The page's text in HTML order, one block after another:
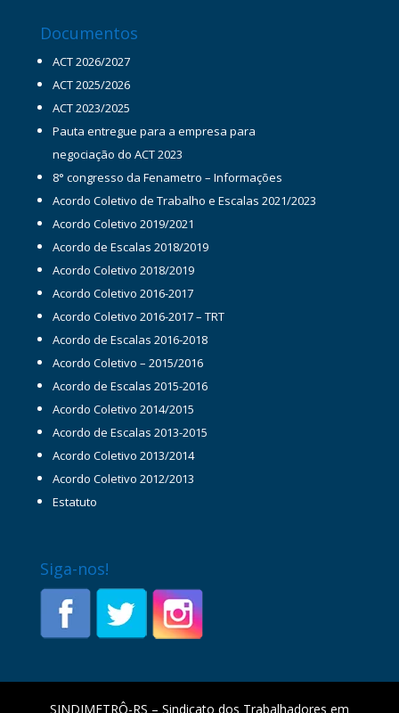
Documentos
ACT 2026/2027
ACT 2025/2026
ACT 2023/2025
Pauta entregue para a empresa para
negociação do ACT 2023
8° congresso da Fenametro – Informações
Acordo Coletivo de Trabalho e Escalas 2021/2023
Acordo Coletivo 2019/2021
Acordo de Escalas 2018/2019
Acordo Coletivo 2018/2019
Acordo Coletivo 2016-2017
Acordo Coletivo 2016-2017 – TRT
Acordo de Escalas 2016-2018
Acordo Coletivo – 2015/2016
Acordo de Escalas 2015-2016
Acordo Coletivo 2014/2015
Acordo de Escalas 2013-2015
Acordo Coletivo 2013/2014
Acordo Coletivo 2012/2013
Estatuto
Siga-nos!
SINDIMETRÔ-RS – Sindicato dos Trabalhadores em